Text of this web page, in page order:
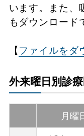
います。また、
もダウンロード
【ファイルをダ
外来曜日別診
月曜